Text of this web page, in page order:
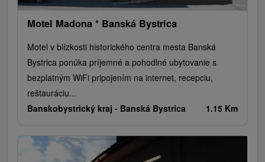
Motel Madona * Banská Bystrica
Motel v blízkosti historického centra mesta Banská
Bystrica ponúka príjemné a pohodlné ubytovanie s
bezplatným WiFi pripojením na internet, recepciu,
reštauráciu...
Banskobystrický kraj - Banská Bystrica 1.15 Km